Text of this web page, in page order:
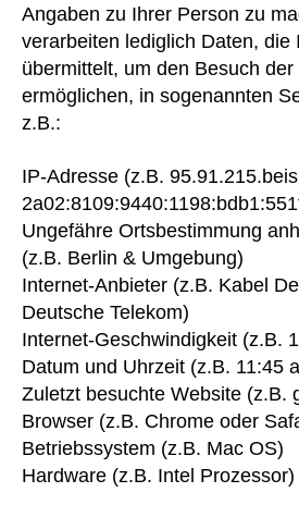
Angaben zu Ihrer Person zu
verarbeiten lediglich Daten, die
übermittelt, um den Besuch
ermöglichen, in sogenannten
z.B.:
IP-Adresse (z.B.
Ungefähre Ortsbestimmung
(z.B. Berlin & Umgebung)
Internet-Anbieter (z.B. Kabel
Deutsche Telekom)
Internet-Geschwindigkeit (z.B.
Datum und Uhrzeit (z.B. 11:45
Zuletzt besuchte Website (z.B.
Browser (z.B. Chrome oder
Betriebssystem (z.B. Mac OS)
Hardware (z.B. Intel Prozessor)